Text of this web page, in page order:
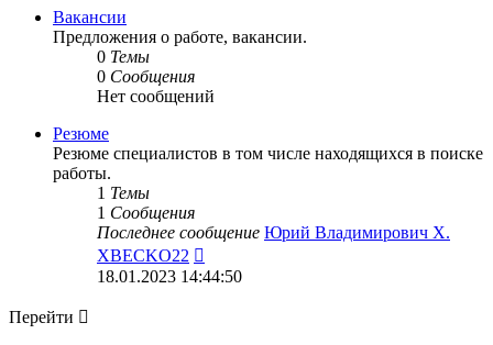
Вакансии
Предложения о работе, вакансии.
0 Темы
0 Сообщения
Нет сообщений
Резюме
Резюме специалистов в том числе находящихся в поиске
работы.
1 Темы
1 Сообщения
Последнее сообщение Юрий Владимирович Х.
XBECKO22
к
18.01.2023 14:44:50
Перейти